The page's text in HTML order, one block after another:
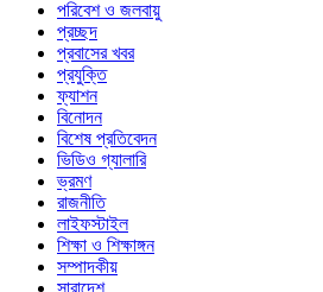
পরিবেশ ও জলবায়ু
প্রচ্ছদ
প্রবাসের খবর
প্রযুক্তি
ফ্যাশন
বিনোদন
বিশেষ প্রতিবেদন
ভিডিও গ্যালারি
ভ্রমণ
রাজনীতি
লাইফস্টাইল
শিক্ষা ও শিক্ষাঙ্গন
সম্পাদকীয়
সারাদেশ